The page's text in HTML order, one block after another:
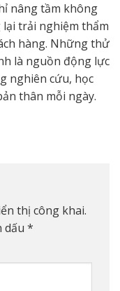
nâng tầm không
lại trải nghiệm thẩm
hàng. Những thử
là nguồn động lực
nghiên cứu, học
thân mỗi ngày.
thị công khai.
dấu *